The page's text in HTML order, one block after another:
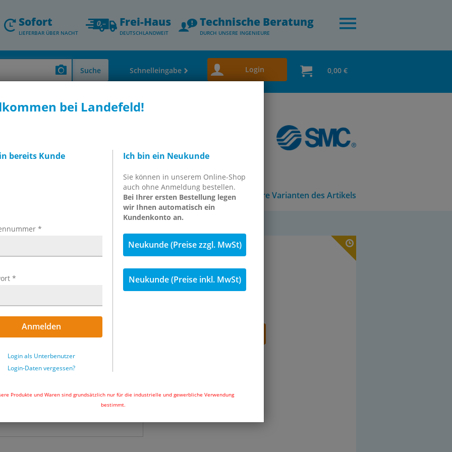
bei Landefeld!
bereits Kunde
*
*
Anmelden
Login als Unterbenutzer
Login-Daten vergessen?
Ich bin ein Neukunde
Sie können in unserem Online-Shop
auch ohne Anmeldung bestellen.
Bei Ihrer ersten Bestellung legen
wir Ihnen automatisch ein
Kundenkonto an.
Neukunde (Preise zzgl. MwSt)
Neukunde (Preise inkl. MwSt)
Produkte und Waren sind grundsätzlich nur für die industrielle und gewerbliche Verwendung
bestimmt.
Sofort
LIEFERBAR ÜBER NACHT
Frei-Haus
DEUTSCHLANDWEIT
Technische Beratung
DURCH UNSERE INGENIEURE
Suche Schnelleingabe Login 0,00 €
Andere Varianten des Artikels
57,35 € inkl. 19 % MwSt.
Menge Stk.